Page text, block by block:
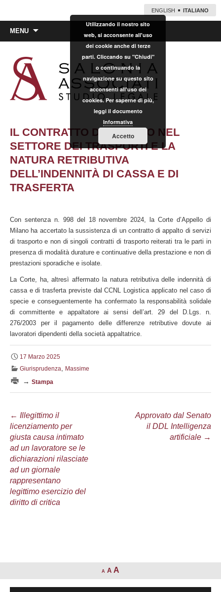
ENGLISH ITALIANO
MENU
IL CONTRATTO DI APPALTO NEL
SETTORE DEI TRASPORTI E LA
NATURA RETRIBUTIVA
DELL’INDENNITÀ DI CASSA E DI
TRASFERTA
Con sentenza n. 998 del 18 novembre 2024, la Corte d’Appello di
Milano ha accertato la sussistenza di un contratto di appalto di servizi
di trasporto e non di singoli contratti di trasporto reiterati tra le parti in
presenza di modalità durature e continuative della prestazione e non di
prestazioni sporadiche e isolate.
La Corte, ha, altresì affermato la natura retributiva delle indennità di
cassa e di trasferta previste dal CCNL Logistica applicato nel caso di
specie e conseguentemente ha confermato la responsabilità solidale
di committente e appaltatore ai sensi dell’art. 29 del D.Lgs. n.
276/2003 per il pagamento delle differenze retributive dovute ai
lavoratori dipendenti della società appaltatrice.
17 Marzo 2025
Giurisprudenza
Massime
→ Stampa
Navigazione
articolo
← Illegittimo il
licenziamento per
giusta causa intimato
ad un lavoratore se le
dichiarazioni rilasciate
ad un giornale
rappresentano
legittimo esercizio del
diritto di critica
Approvato dal Senato
il DDL Intelligenza
artificiale →
A A A
Utilizzando il nostro sito
web, si acconsente all'uso
dei cookie anche di terze
parti. Cliccando su "Chiudi"
o continuando la
navigazione su questo sito
acconsenti all'uso dei
cookies. Per saperne di più,
leggi il documento
Informativa
Accetto